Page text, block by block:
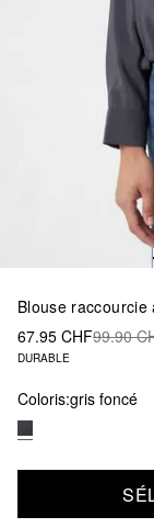
Blouse
67.95 CHF99.90
DURABLE
Coloris:gris foncé